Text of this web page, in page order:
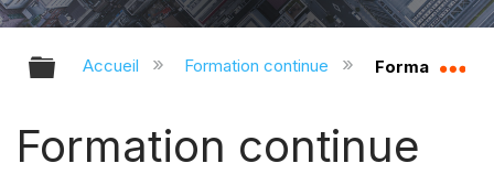
Développer/réduire la hiérarchie
Accueil Formation continue Formation
Formation continue